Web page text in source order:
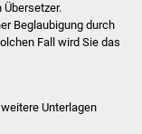
für
Beglaubigung durch
Fall wird Sie das
Unterlagen